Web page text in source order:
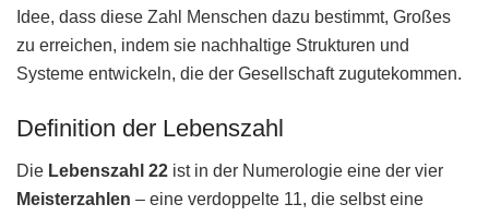
Idee, dass diese Zahl Menschen dazu bestimmt, Großes
zu erreichen, indem sie nachhaltige Strukturen und
Systeme entwickeln, die der Gesellschaft zugutekommen.
Definition der Lebenszahl
Die Lebenszahl 22 ist in der Numerologie eine der vier
Meisterzahlen – eine verdoppelte 11, die selbst eine